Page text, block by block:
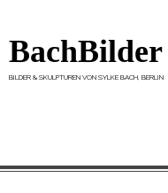
BachBilder
BILDER & SKULPTUREN VON SYLKE BACH, BERLIN